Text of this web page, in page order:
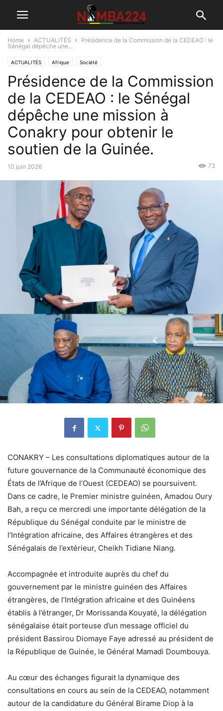
Home ACTUALITÉS
Présidence de la Commission de la CEDEAO : le
Sénégal dépêche une...
ACTUALITÉS Afrique Société
Présidence de la Commission
de la CEDEAO : le Sénégal
dépêche une mission à
Conakry pour obtenir le
soutien de la Guinée.
10 juin 2026 73
CONAKRY – Les consultations diplomatiques autour de la
future gouvernance de la Communauté économique des
États de l’Afrique de l’Ouest (CEDEAO) se poursuivent.
Dans ce cadre, le Premier ministre guinéen, Amadou Oury
Bah, a reçu ce mercredi une importante délégation de la
République du Sénégal conduite par le ministre de
l’Intégration africaine, des Affaires étrangères et des
Sénégalais de l’extérieur, Cheikh Tidiane Niang.
Accompagnée et introduite auprès du chef du
gouvernement par le ministre guinéen des Affaires
étrangères, de l’Intégration africaine et des Guinéens
établis à l’étranger, Dr Morissanda Kouyaté, la délégation
sénégalaise était porteuse d’un message officiel du
président Bassirou Diomaye Faye adressé au président de
la République de Guinée, le Général Mamadi Doumbouya.
Au cœur des échanges figurait la dynamique des
consultations en cours au sein de la CEDEAO, notamment
autour de la candidature du Général Birame Diop à la